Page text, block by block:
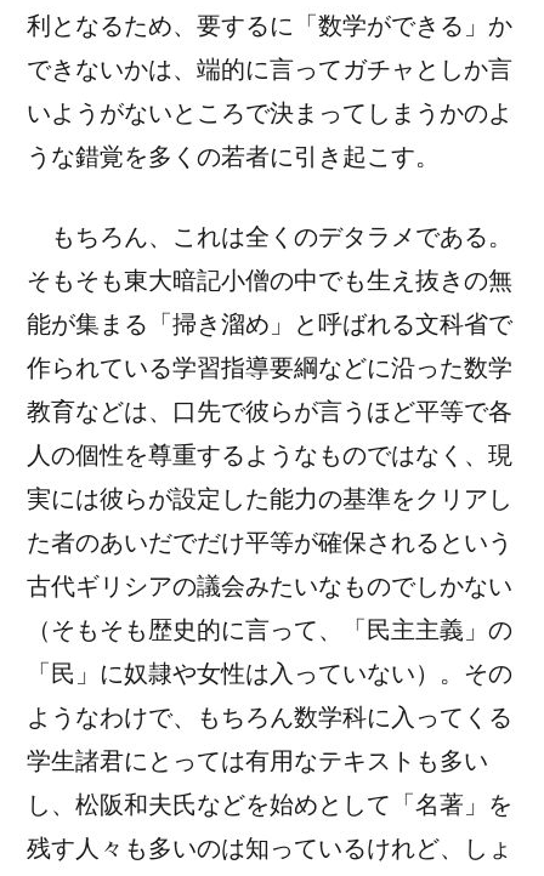
利となるため、要するに「数学ができる」か
できないかは、端的に言ってガチャとしか言
いようがないところで決まってしまうかのよ
うな錯覚を多くの若者に引き起こす。
もちろん、これは全くのデタラメである。
そもそも東大暗記小僧の中でも生え抜きの無
能が集まる「掃き溜め」と呼ばれる文科省で
作られている学習指導要綱などに沿った数学
教育などは、口先で彼らが言うほど平等で各
人の個性を尊重するようなものではなく、現
実には彼らが設定した能力の基準をクリアし
た者のあいだでだけ平等が確保されるという
古代ギリシアの議会みたいなものでしかない
（そもそも歴史的に言って、「民主主義」の
「民」に奴隷や女性は入っていない）。その
ようなわけで、もちろん数学科に入ってくる
学生諸君にとっては有用なテキストも多い
し、松阪和夫氏などを始めとして「名著」を
残す人々も多いのは知っているけれど、しょ